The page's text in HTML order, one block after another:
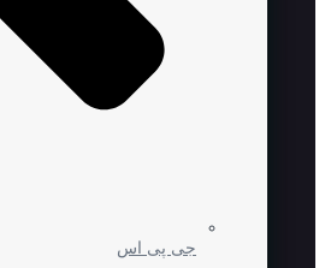
جی پی اس